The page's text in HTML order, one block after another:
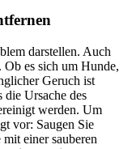
darstellen. Auch
. Ob es sich um Hunde,
Geruch ist
die Ursache des
werden. Um
vor: Saugen Sie
einer sauberen